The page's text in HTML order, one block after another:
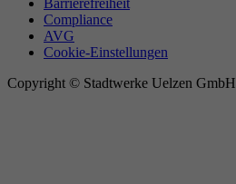
Barrierefreiheit
Compliance
AVG
Cookie-Einstellungen
Copyright © Stadtwerke Uelzen GmbH